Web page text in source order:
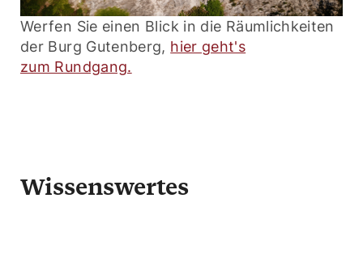
Werfen Sie einen Blick in die Räumlichkeiten
der Burg Gutenberg, hier geht's
zum Rundgang.
Wissenswertes